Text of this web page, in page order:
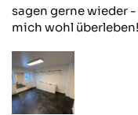
sagen gerne wieder
mich wohl überleben!